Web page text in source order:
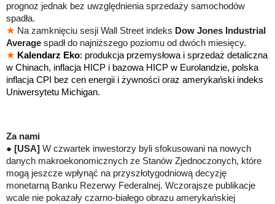
prognoz jednak bez uwzględnienia sprzedaży samochodów
spadła.
★ Na zamknięciu sesji Wall Street indeks Dow Jones Industrial
Average spadł do najniższego poziomu od dwóch miesięcy.
★ Kalendarz Eko: produkcja przemysłowa i sprzedaż detaliczna
w Chinach, inflacja HICP i bazowa HICP w Eurolandzie, polska
inflacja CPI bez cen energii i żywności oraz amerykański indeks
Uniwersytetu Michigan.
Za nami
● [USA] W czwartek inwestorzy byli sfokusowani na nowych
danych makroekonomicznych ze Stanów Zjednoczonych, które
mogą jeszcze wpłynąć na przyszłotygodniową decyzję
monetarną Banku Rezerwy Federalnej. Wczorajsze publikacje
wcale nie pokazały czarno-białego obrazu amerykańskiej